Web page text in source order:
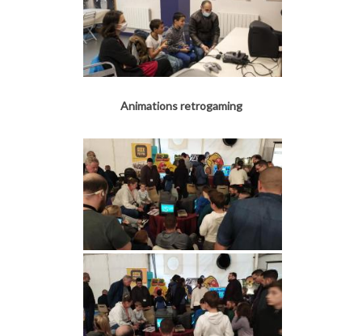
Animations retrogaming